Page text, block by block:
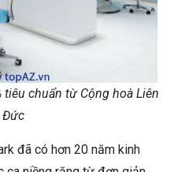
chuẩn từ Cộng hoà Liên
Đức
đã có hơn 20 năm kinh